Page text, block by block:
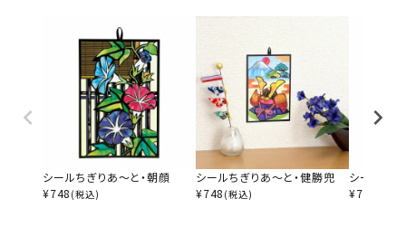
シールちぎりあ～と・朝顔
¥748 (税込)
シールちぎりあ～と・健勝兜
¥748 (税込)
シールち
¥748